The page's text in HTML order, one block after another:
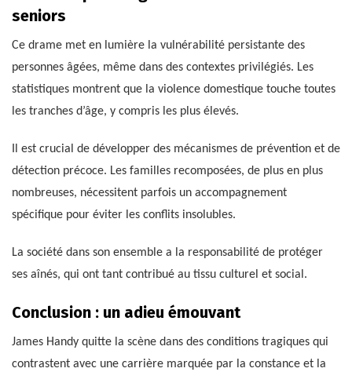
seniors
Ce drame met en lumière la vulnérabilité persistante des
personnes âgées, même dans des contextes privilégiés. Les
statistiques montrent que la violence domestique touche toutes
les tranches d’âge, y compris les plus élevés.
Il est crucial de développer des mécanismes de prévention et de
détection précoce. Les familles recomposées, de plus en plus
nombreuses, nécessitent parfois un accompagnement
spécifique pour éviter les conflits insolubles.
La société dans son ensemble a la responsabilité de protéger
ses aînés, qui ont tant contribué au tissu culturel et social.
Conclusion : un adieu émouvant
James Handy quitte la scène dans des conditions tragiques qui
contrastent avec une carrière marquée par la constance et la